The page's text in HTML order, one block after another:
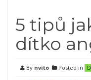
5 tipů
dítko
By nvito Posted in